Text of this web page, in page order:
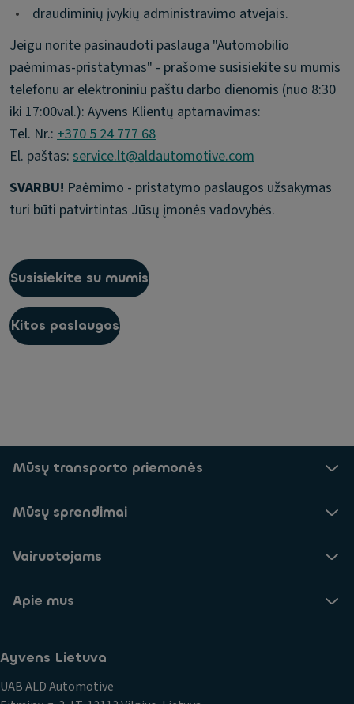
•
draudiminių įvykių administravimo atvejais.
Jeigu norite pasinaudoti paslauga "Automobilio
paėmimas-pristatymas" - prašome susisiekite su mumis
telefonu ar elektroniniu paštu darbo dienomis (nuo 8:30
iki 17:00val.): Ayvens Klientų aptarnavimas:
Tel. Nr.: +370 5 24 777 68
El. paštas: service.lt@aldautomotive.com
SVARBU! Paėmimo - pristatymo paslaugos užsakymas
turi būti patvirtintas Jūsų įmonės vadovybės.
Susisiekite su mumis
Kitos paslaugos
Mūsų transporto priemonės
Mūsų sprendimai
Vairuotojams
Apie mus
Ayvens Lietuva
UAB ALD Automotive